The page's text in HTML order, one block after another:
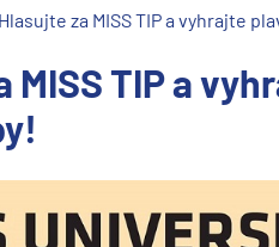
Hlasujte za MISS TIP a vyhrajte
MISS TIP a